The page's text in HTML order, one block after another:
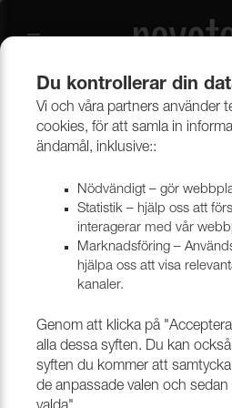
Fyll i formuläret för att skicka
Vid kundreturer och
kostnaden av
Om produkten är skadad så
fakturanummer
Reklamation och
Det är köparens skyldighet
ankomst och eventuell
Du kontrollerar din
Vi och våra partners använder
cookies, för att samla in
ändamål, inklusive::
Nödvändigt – gör
Statistik – hjälp oss att
interagerar med vår
Marknadsföring –
hjälpa oss att visa
kanaler.
Genom att klicka på
alla dessa syften. Du kan
syften du kommer att
de anpassade valen och